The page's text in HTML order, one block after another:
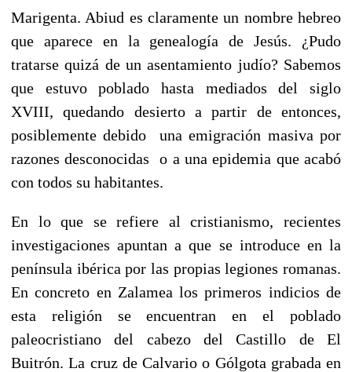
Marigenta. Abiud es claramente un nombre hebreo
que aparece en la genealogía de Jesús. ¿Pudo
tratarse quizá de un asentamiento judío? Sabemos
que estuvo poblado hasta mediados del siglo
XVIII, quedando desierto a partir de entonces,
posiblemente debido una emigración masiva por
razones desconocidas o a una epidemia que acabó
con todos su habitantes.
En lo que se refiere al cristianismo, recientes
investigaciones apuntan a que se introduce en la
península ibérica por las propias legiones romanas.
En concreto en Zalamea los primeros indicios de
esta religión se encuentran en el poblado
paleocristiano del cabezo del Castillo de El
Buitrón. La cruz de Calvario o Gólgota grabada en